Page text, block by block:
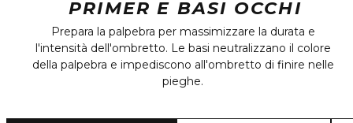
PRIMER E BASI OCCHI
Prepara la palpebra per massimizzare la durata e
l'intensità dell'ombretto. Le basi neutralizzano il colore
della palpebra e impediscono all'ombretto di finire nelle
pieghe.